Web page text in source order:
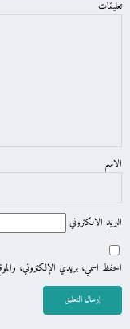
تعليقات
الاسم
البريد الالكتروني
احفظ اسمي، بريدي الإلكتروني،